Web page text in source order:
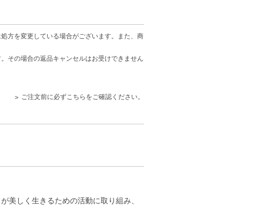
方を変更している場合がございます。また、商
その場合の返品キャンセルはお受けできません
ご注文前に必ずこちらをご確認ください。
美しく生きるための活動に取り組み、